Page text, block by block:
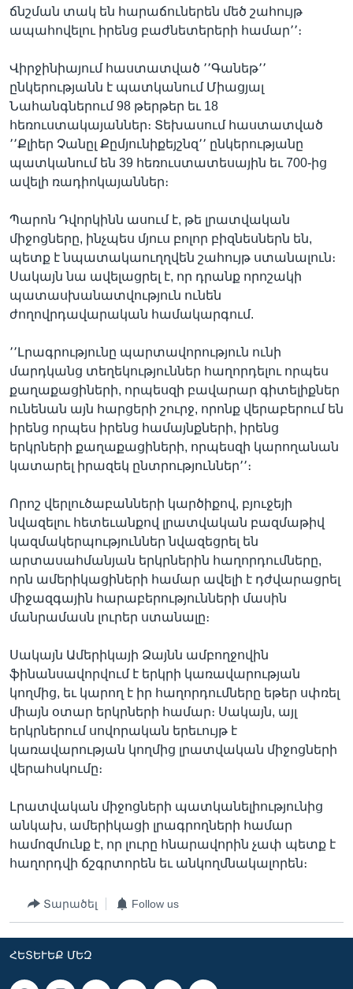
ճնշման տակ են հարաճուներեն մեծ շահույթ
ապահովելու իրենց բաժնետերերի համար՚՚։
Վիրջինիայում հաստատված ՚՚Գանեթ՚՚
ընկերությանն է պատկանում Միացյալ
Նահանգներում 98 թերթեր եւ 18
հեռուստակայաններ։ Տեխասում հաստատված
՚՚Քլիեր Չանըլ Քըմյունիքեյշնզ՚՚ ընկերությանը
պատկանում են 39 հեռուստատեսային եւ 700-ից
ավելի ռադիոկայաններ։
Պարոն Դվորկինն ասում է, թե լրատվական
միջոցները, ինչպես մյուս բոլոր բիզնեսներն են,
պետք է նպատակաուղղվեն շահույթ ստանալուն։
Սակայն նա ավելացրել է, որ դրանք որոշակի
պատասխանատվություն ունեն
ժողովրդավարական համակարգում.
՚՚Լրագրությունը պարտավորություն ունի
մարդկանց տեղեկություններ հաղորդելու որպես
քաղաքացիների, որպեսզի բավարար գիտելիքներ
ունենան այն հարցերի շուրջ, որոնք վերաբերում են
իրենց որպես իրենց համայնքների, իրենց
երկրների քաղաքացիների, որպեսզի կարողանան
կատարել իրազեկ ընտրություններ՚՚։
Որոշ վերլուծաբանների կարծիքով, բյուջեյի
նվազելու հետեւանքով լրատվական բազմաթիվ
կազմակերպություններ նվազեցրել են
արտասահմանյան երկրներին հաղորդումները,
որն ամերիկացիների համար ավելի է դժվարացրել
միջազգային հարաբերությունների մասին
մանրամասն լուրեր ստանալը։
Սակայն Ամերիկայի Ձայնն ամբողջովին
ֆինանսավորվում է երկրի կառավարության
կողմից, եւ կարող է իր հաղորդումները եթեր սփռել
միայն օտար երկրների համար։ Սակայն, այլ
երկրներում սովորական երեւույթ է
կառավարության կողմից լրատվական միջոցների
վերահսկումը։
Լրատվական միջոցների պատկանելիությունից
անկախ, ամերիկացի լրագրողների համար
համոզմունք է, որ լուրը հնարավորին չափ պետք է
հաղորդվի ճշգրտորեն եւ անկողմնակալորեն։
Տարածել Follow us
ՀԵՏԵՒԵՔ ՄԵԶ